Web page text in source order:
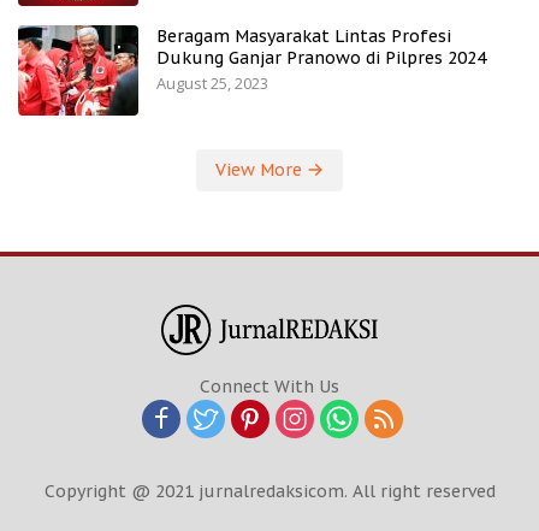
Beragam Masyarakat Lintas Profesi
Dukung Ganjar Pranowo di Pilpres 2024
August 25, 2023
View More
Connect With Us
Copyright @ 2021 jurnalredaksicom. All right reserved